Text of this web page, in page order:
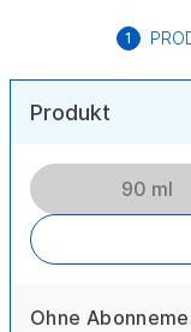
1
Produkt
90 ml
Ohne